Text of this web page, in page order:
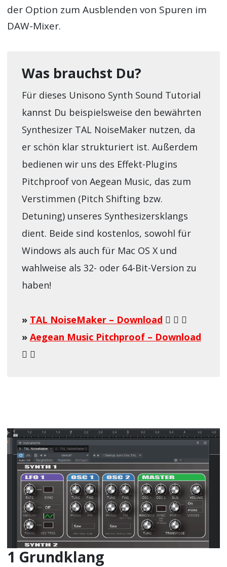
der Option zum Ausblenden von Spuren im
DAW-Mixer.
Was brauchst Du?
Für dieses Unisono Synth Sound Tutorial
kannst Du beispielsweise den bewährten
Synthesizer TAL NoiseMaker nutzen, da
er schön klar strukturiert ist. Außerdem
bedienen wir uns des Effekt-Plugins
Pitchproof von Aegean Music, das zum
Verstimmen (Pitch Shifting bzw.
Detuning) unseres Synthesizersklangs
dient. Beide sind kostenlos, sowohl für
Windows als auch für Mac OS X und
wahlweise als 32- oder 64-Bit-Version zu
haben!
» TAL NoiseMaker – Download
» Aegean Music Pitchproof – Download
1 Grundklang